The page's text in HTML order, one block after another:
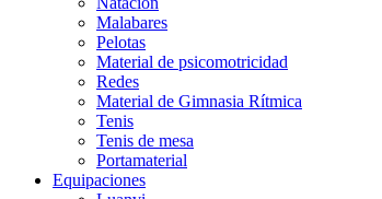
Malabares
Pelotas
Material de psicomotricidad
Redes
Material de Gimnasia Rítmica
Tenis
Tenis de mesa
Portamaterial
Equipaciones